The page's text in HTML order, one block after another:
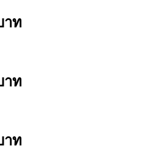
าท
าท
าท